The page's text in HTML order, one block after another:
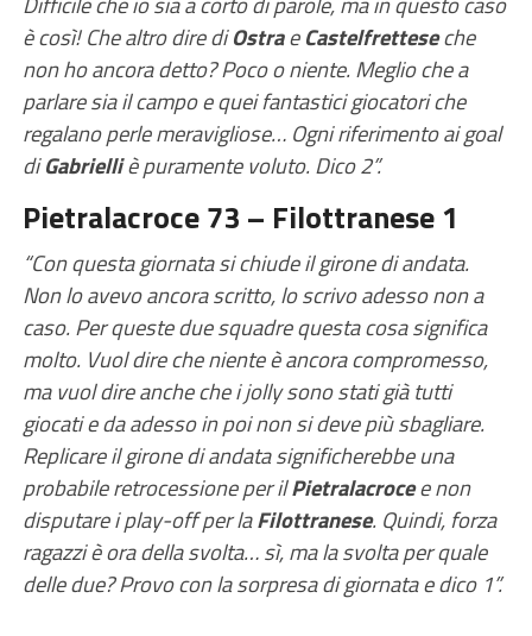
è così! Che altro dire diOstraeCastelfretteseche
non ho ancora detto? Poco o niente. Meglio che a
parlare sia il campo e quei fantastici giocatori che
regalano perle meravigliose… Ogni riferimento ai goal
diGabrielliè puramente voluto. Dico 2”.
Pietralacroce 73 – Filottranese 1
“Con questa giornata si chiude il girone di andata.
Non lo avevo ancora scritto, lo scrivo adesso non a
caso. Per queste due squadre questa cosa significa
molto. Vuol dire che niente è ancora compromesso,
ma vuol dire anche che i jolly sono stati già tutti
giocati e da adesso in poi non si deve più sbagliare.
Replicare il girone di andata significherebbe una
probabile retrocessione per ilPietralacrocee non
disputare i play-off per laFilottranese. Quindi, forza
ragazzi è ora della svolta… sì, ma la svolta per quale
delle due? Provo con la sorpresa di giornata e dico 1”.